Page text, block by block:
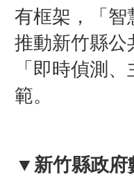
有框架，「智
推動新竹縣公
「即時偵測
範。
▼ 新竹縣政府